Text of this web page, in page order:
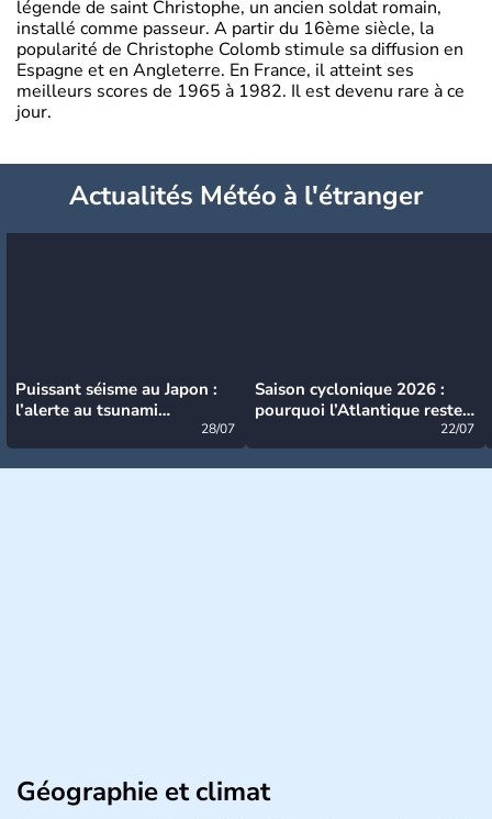
légende de saint Christophe, un ancien soldat romain,
installé comme passeur. A partir du 16ème siècle, la
popularité de Christophe Colomb stimule sa diffusion en
Espagne et en Angleterre. En France, il atteint ses
meilleurs scores de 1965 à 1982. Il est devenu rare à ce
jour.
Actualités Météo à l'étranger
Puissant séisme au Japon :
l’alerte au tsunami
28/07
Saison cyclonique 2026 :
pourquoi l’Atlantique reste
22/07
Géographie et climat